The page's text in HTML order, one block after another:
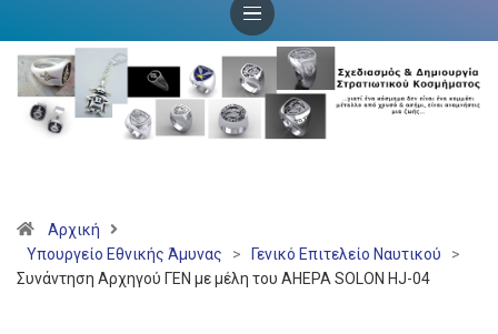
Αρχική
Υπουργείο Εθνικής Άμυνας
> Γενικό Επιτελείο Ναυτικού
>
Συνάντηση Αρχηγού ΓΕΝ με μέλη του AHEPA SOLON HJ-04